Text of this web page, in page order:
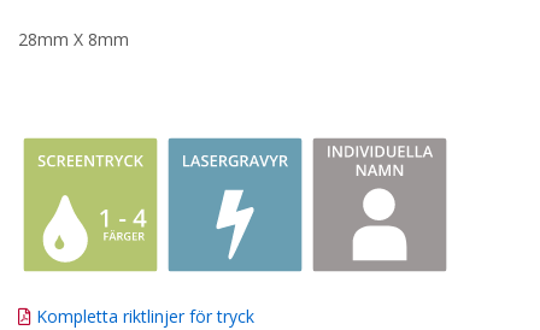
28mm X 8mm
Kompletta riktlinjer för tryck